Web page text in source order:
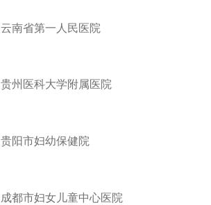
云南省第一人民医院
贵州医科大学附属医院
贵阳市妇幼保健院
成都市妇女儿童中心医院